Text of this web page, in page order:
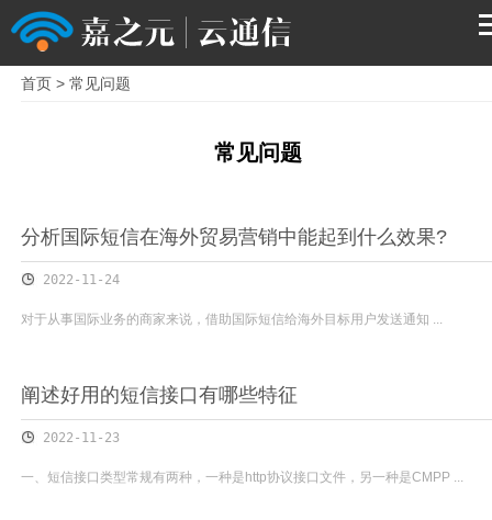
产品
解决方案
首页> 常见问题
常见问题
分析国际短信在海外贸易营销中能起到什么效果?
2022-11-24
对于从事国际业务的商家来说，借助国际短信给海外目标用户发送通知 ...
阐述好用的短信接口有哪些特征
2022-11-23
一、短信接口类型常规有两种，一种是http协议接口文件，另一种是CMPP ...